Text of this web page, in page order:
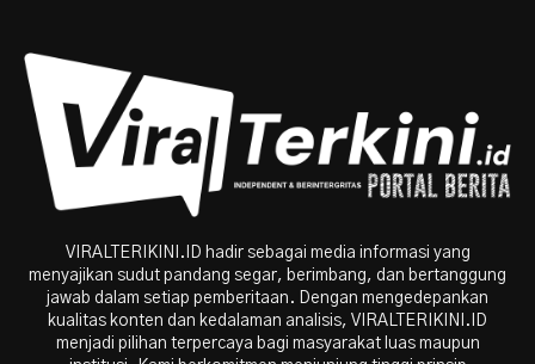
VIRALTERIKINI.ID hadir sebagai media informasi yang
menyajikan sudut pandang segar, berimbang, dan bertanggung
jawab dalam setiap pemberitaan. Dengan mengedepankan
kualitas konten dan kedalaman analisis, VIRALTERIKINI.ID
menjadi pilihan terpercaya bagi masyarakat luas maupun